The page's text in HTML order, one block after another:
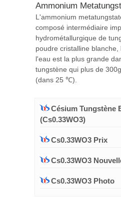
Ammonium
L'ammonium
composé intermédiaire
hydrométallurgique de
poudre cristalline blanche,
l'eau est la plus grande
tungstène qui plus de
(dans 25 ℃).
Césium Tungstène
(Cs0.33WO3)
Cs0.33WO3 Prix
Cs0.33WO3
Cs0.33WO3 Photo